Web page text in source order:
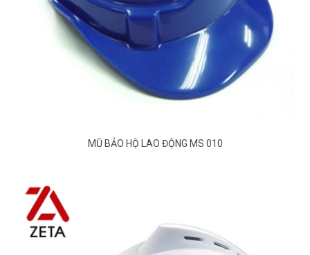
MŨ BẢO HỘ LAO ĐỘNG MS 010